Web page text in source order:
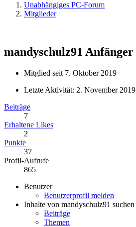
Unabhängiges PC-Forum
Mitglieder
mandyschulz91 Anfänger
Mitglied seit 7. Oktober 2019
Letzte Aktivität: 2. November 2019
Beiträge
7
Erhaltene Likes
2
Punkte
37
Profil-Aufrufe
865
Benutzer
Benutzerprofil melden
Inhalte von mandyschulz91 suchen
Beiträge
Themen